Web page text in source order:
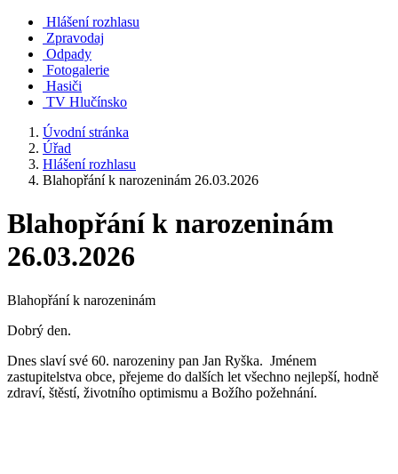
Hlášení rozhlasu
Zpravodaj
Odpady
Fotogalerie
Hasiči
TV Hlučínsko
Úvodní stránka
Úřad
Hlášení rozhlasu
Blahopřání k narozeninám 26.03.2026
Blahopřání k narozeninám
26.03.2026
Blahopřání k narozeninám
Dobrý den.
Dnes slaví své 60. narozeniny pan Jan Ryška. Jménem
zastupitelstva obce, přejeme do dalších let všechno nejlepší, hodně
zdraví, štěstí, životního optimismu a Božího požehnání.